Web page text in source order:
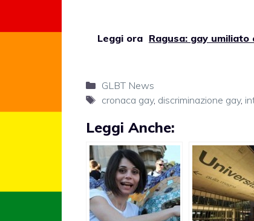
Leggi ora Ragusa: gay umiliato
Categorie
GLBT News
Tag
cronaca gay, discriminazione gay,
Leggi Anche: